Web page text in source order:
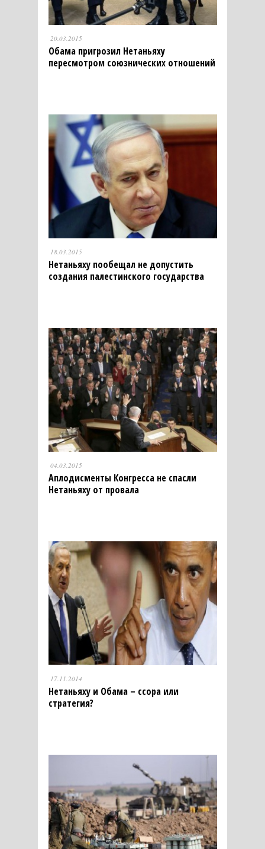
20.03.2015
Обама пригрозил Нетаньяху
пересмотром союзнических отношений
18.03.2015
Нетаньяху пообещал не допустить
создания палестинского государства
04.03.2015
Аплодисменты Конгресса не спасли
Нетаньяху от провала
17.11.2014
Нетаньяху и Обама – ссора или
стратегия?